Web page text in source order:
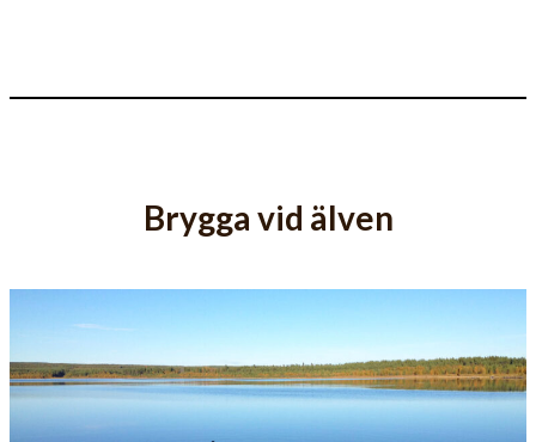
Brygga vid älven